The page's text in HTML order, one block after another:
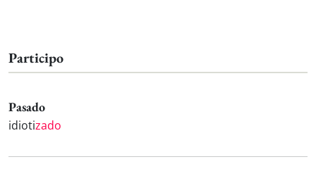
Participo
Pasado
idiotizado